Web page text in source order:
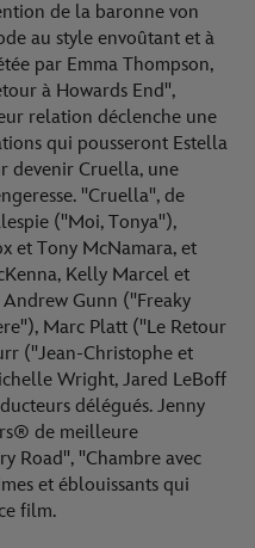
de la baronne von
au style envoûtant et à
par Emma Thompson,
à Howards End",
relation déclenche une
qui pousseront Estella
devenir Cruella, une
"Cruella", de
("Moi, Tonya"),
et Tony McNamara, et
Kelly Marcel et
Gunn ("Freaky
Marc Platt ("Le Retour
("Jean-Christophe et
Wright, Jared LeBoff
délégués. Jenny
de meilleure
Road", "Chambre avec
et éblouissants qui
film.